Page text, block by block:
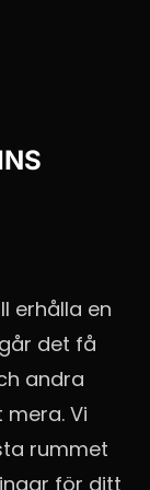
erhålla en
det få
andra
Vi
rummet
för ditt